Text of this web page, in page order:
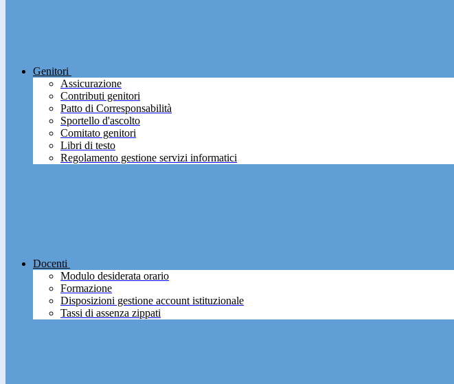
Genitori
Assicurazione
Contributi genitori
Patto di Corresponsabilità
Sportello d'ascolto
Comitato genitori
Libri di testo
Regolamento gestione servizi informatici
Docenti
Modulo desiderata orario
Formazione
Disposizioni gestione account istituzionale
Tassi di assenza zippati